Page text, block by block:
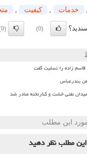
خدمات كیفیت
(0)
(0)
قاسم زاده را تسلیت گفت
بندرعباس
مورد این مطلب
مطلبنظر دهید